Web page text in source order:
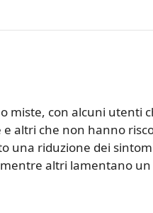
miste, con alcuni utenti
e altri che non hanno
una riduzione dei
altri lamentano un